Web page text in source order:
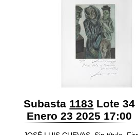
Subasta 1183 Lote 34
Enero 23 2025 17:00